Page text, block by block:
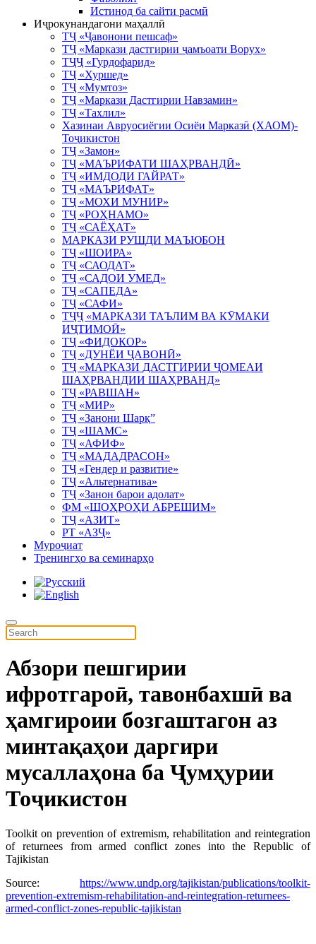
Истинод ба сайти расмӣ
Иҷрокунандагони маҳаллӣ
ТҶ «Ҷавонони пешсаф»
ТҶ «Маркази дастгирии ҷамъоати Ворух»
ТҶҶ «Гурдофарид»
ТҶ «Хуршед»
ТҶ «Мумтоз»
ТҶ «Маркази Дастгирии Навзамин»
ТҶ «Тахлил»
Хазинаи Авруосиёгии Осиёи Марказӣ (ХАОМ)-
Тоҷикистон
ТҶ «Замон»
ТҶ «МАЪРИФАТИ ШАҲРВАНДӢ»
ТҶ «ИМДОДИ ГАЙРАТ»
ТҶ «МАЪРИФАТ»
ТҶ «МОХИ МУНИР»
ТҶ «РОҲНАМО»
ТҶ «САЁҲАТ»
МАРКАЗИ РУШДИ МАЪЮБОН
ТҶ «ШОИРА»
ТҶ «САОДАТ»
ТҶ «САДОИ УМЕД»
ТҶ «САПЕДА»
ТҶ «САФИ»
ТҶҶ «МАРКАЗИ ТАЪЛИМ ВА КӮМАКИ
ИҶТИМОӢ»
ТҶ «ФИДОКОР»
ТҶ «ДУНЁИ ҶАВОНӢ»
ТҶ «МАРКАЗИ ДАСТГИРИИ ҶОМЕАИ
ШАҲРВАНДИИ ШАҲРВАНД»
ТҶ «РАВШАН»
ТҶ «МИР»
ТҶ «Занони Шарқ”
ТҶ «ШАМС»
ТҶ «АФИФ»
ТҶ «МАДАДРАСОН»
ТҶ «Гендер и развитие»
ТҶ «Альтернатива»
ТҶ «Занон барои адолат»
ФМ «ШОҲРОҲИ АБРЕШИМ»
ТҶ «АЗИТ»
РТ «АЗҶ»
Муроҷиат
Тренингҳо ва семинарҳо
Абзори пешгирии
ифротгароӣ, тавонбахшӣ ва
ҳамгироии бозгаштагон аз
минтақаҳои даргири
мусаллаҳона ба Ҷумҳурии
Тоҷикистон
Toolkit on prevention of extremism, rehabilitation and reintegration
of returnees from armed conflict zones into the Republic of
Tajikistan
Source: https://www.undp.org/tajikistan/publications/toolkit-
prevention-extremism-rehabilitation-and-reintegration-returnees-
armed-conflict-zones-republic-tajikistan